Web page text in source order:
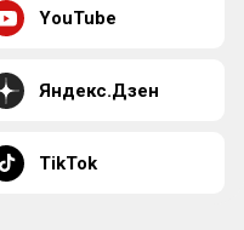
YouTube
Яндекс.Дзен
TikTok